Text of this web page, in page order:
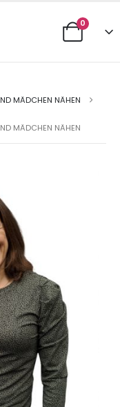
0
MÄDCHEN NÄHEN
MÄDCHEN NÄHEN